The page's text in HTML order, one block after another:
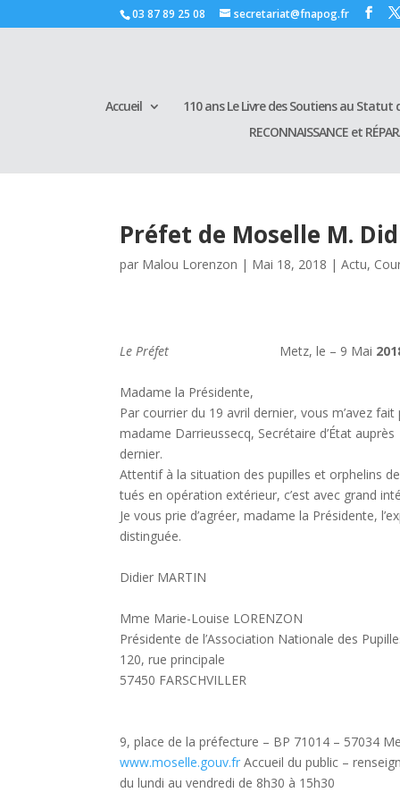
03 87 89 25 08 secretariat@fnapog.fr
Accueil 110 ans Le Livre des Soutiens au Statut
RECONNAISSANCE et
Préfet de Moselle M.
par Malou Lorenzon | Mai 18, 2018 |Actu,
Le Préfet Metz, le – 9 Mai 201
Madame la Présidente,
Par courrier du 19 avril dernier, vous m’avez
madame Darrieussecq, Secrétaire d’État
dernier.
Attentif à la situation des pupilles et orphelins
tués en opération extérieur, c’est avec grand
Je vous prie d’agréer, madame la Présidente,
distinguée.
Didier MARTIN
Mme Marie-Louise LORENZON
Présidente de l’Association Nationale des
120, rue principale
57450 FARSCHVILLER
9, place de la préfecture – BP 71014 – 57034
www.moselle.gouv.fr Accueil du public –
du lundi au vendredi de 8h30 à 15h30